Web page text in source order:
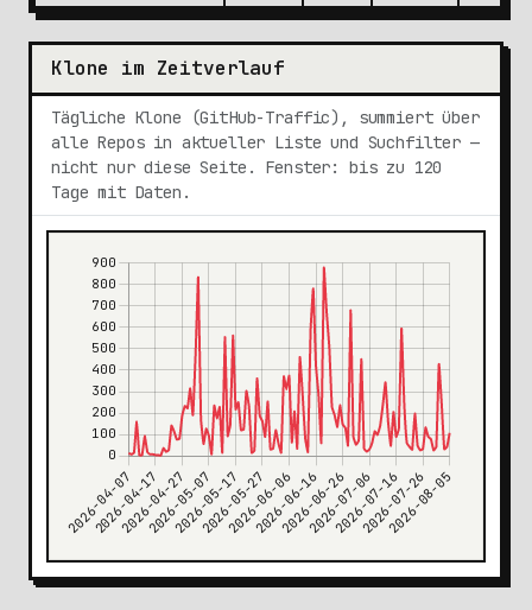
Klone im Zeitverlauf
Tägliche Klone (GitHub-Traffic), summiert über
alle Repos in aktueller Liste und Suchfilter —
nicht nur diese Seite. Fenster: bis zu 120
Tage mit Daten.